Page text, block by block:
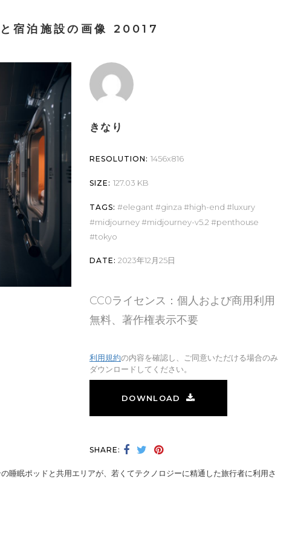
宿泊施設の画像 20017
きなり
RESOLUTION: 1456x816
SIZE: 127.03 KB
TAGS: elegant ginza high-end
luxury
midjourney
midjourney-v5.2
penthouse
tokyo
DATE: 2023年12月25日
CC0ライセンス：個人および商用利用
無料、著作権表示不要
利用規約の内容を確認し、ご同意いただける場合のみ
ダウンロードしてください。
DOWNLOAD
SHARE:
睡眠ポッドと共用エリアが、若くてテクノロジーに精通した旅行者に利用さ